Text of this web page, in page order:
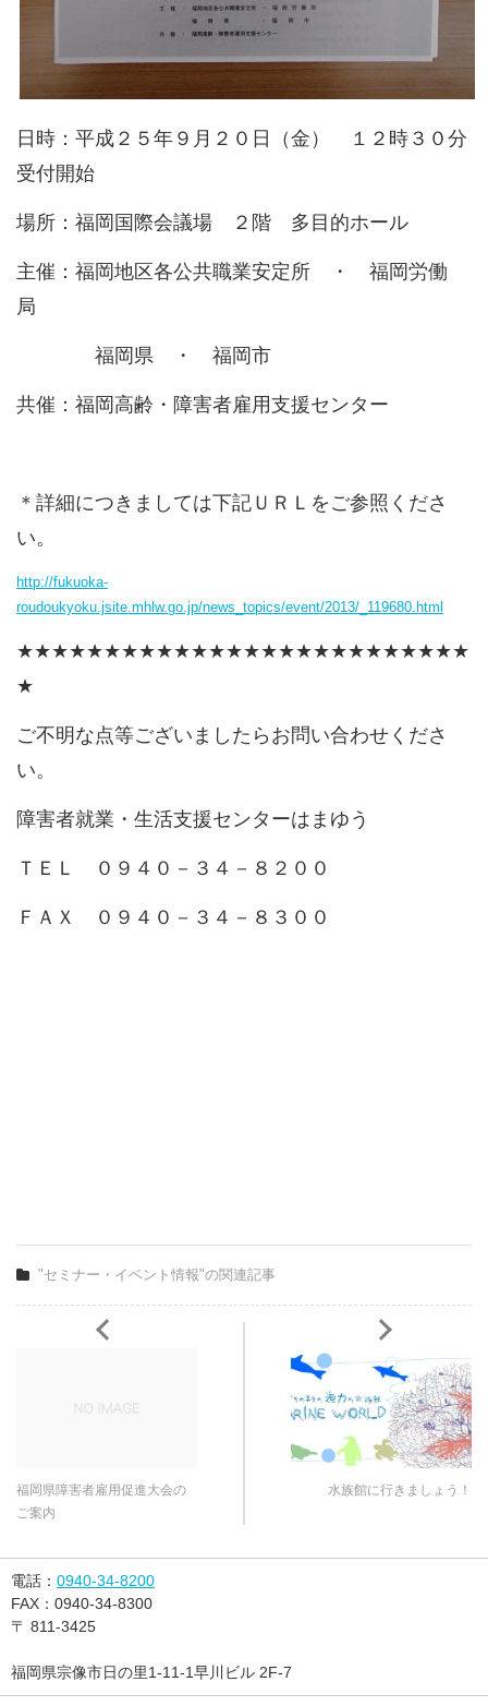
日時：平成２５年９月２０日（金） １２時３０分
受付開始
場所：福岡国際会議場 ２階 多目的ホール
主催：福岡地区各公共職業安定所 ・ 福岡労働
局
福岡県 ・ 福岡市
共催：福岡高齢・障害者雇用支援センター
＊詳細につきましては下記ＵＲＬをご参照くださ
い。
http://fukuoka-
roudoukyoku.jsite.mhlw.go.jp/news_topics/event/2013/_119680.html
★★★★★★★★★★★★★★★★★★★★★★★★★★
★
ご不明な点等ございましたらお問い合わせくださ
い。
障害者就業・生活支援センターはまゆう
ＴＥＬ ０９４０－３４－８２００
ＦＡＸ ０９４０－３４－８３００
"セミナー・イベント情報"の関連記事
福岡県障害者雇用促進大会の
ご案内
水族館に行きましょう！
電話： 0940-34-8200
FAX： 0940-34-8300
〒 811-3425
福岡県宗像市日の里1-11-1早川ビル 2F-7